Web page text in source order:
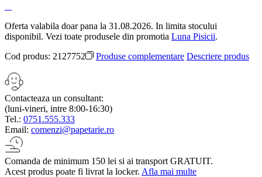
Oferta valabila doar pana la 31.08.2026. In limita stocului
disponibil. Vezi toate produsele din promotia Luna Pisicii.
Cod produs: 2127752 Produse complementare Descriere produs
Contacteaza un consultant:
(luni-vineri, intre 8:00-16:30)
Tel.: 0751.555.333
Email: comenzi@papetarie.ro
Comanda de minimum 150 lei si ai transport GRATUIT.
Acest produs poate fi livrat la locker. Afla mai multe